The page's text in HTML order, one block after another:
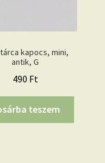
kapocs, mini,
antik, G
490 Ft
teszem